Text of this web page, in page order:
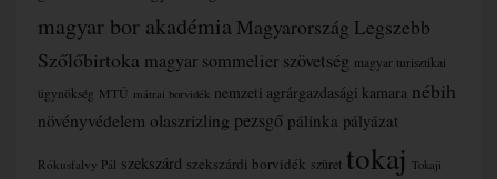
magyar bor akadémia Magyarország Legszebb
Szőlőbirtoka magyar sommelier szövetség magyar turisztikai
ügynökség MTÜ mátrai borvidék nemzeti agrárgazdasági kamara nébih
növényvédelem olaszrizling pezsgő pálinka pályázat
Rókusfalvy Pál szekszárd szekszárdi borvidék szüret tokaj Tokaji